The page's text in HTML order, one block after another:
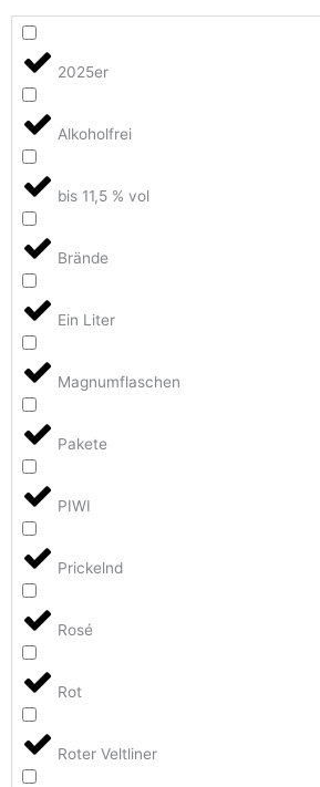
2025er
Alkoholfrei
bis 11,5 % vol
Brände
Ein Liter
Magnumflaschen
Pakete
PIWI
Prickelnd
Rosé
Rot
Roter Veltliner